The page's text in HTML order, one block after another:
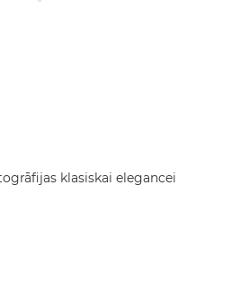
klasiskai elegancei